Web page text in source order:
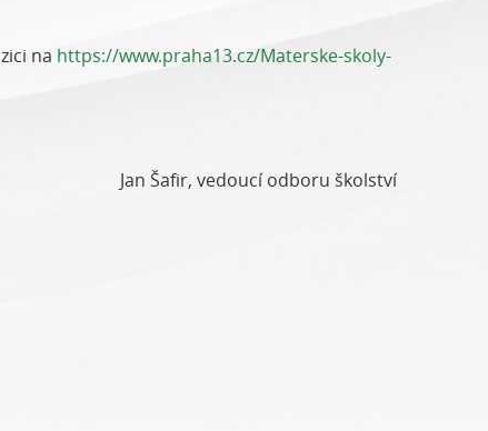
na https://www.praha13.cz/Materske-skoly-
Jan Šafir, vedoucí odboru školství